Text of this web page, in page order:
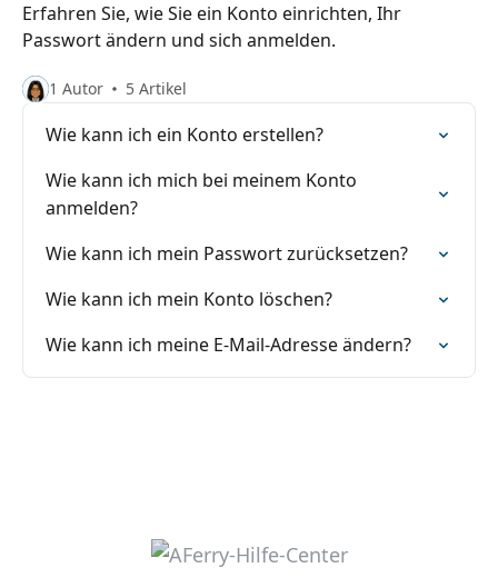
Erfahren Sie, wie Sie ein Konto einrichten, Ihr
Passwort ändern und sich anmelden.
1 Autor 5 Artikel
Wie kann ich ein Konto erstellen?
Wie kann ich mich bei meinem Konto
anmelden?
Wie kann ich mein Passwort zurücksetzen?
Wie kann ich mein Konto löschen?
Wie kann ich meine E-Mail-Adresse ändern?